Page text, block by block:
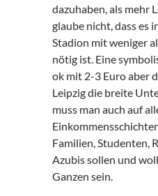
dazuhaben, als mehr
glaube nicht, dass es
Stadion mit weniger
nötig ist. Eine
ok mit 2-3 Euro aber
Leipzig die breite
muss man auch auf
Familien, Studenten,
Azubis sollen und
Ganzen sein.